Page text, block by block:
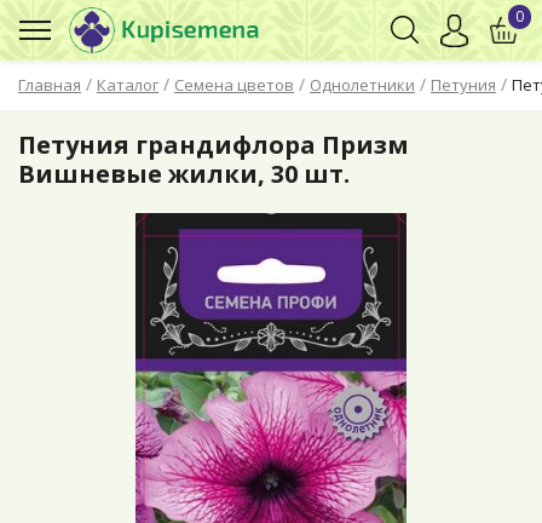
Главная / Каталог / Семена цветов / Однолетники / Петуния /
0
Петуния грандифлора Призм
Вишневые жилки, 30 шт.